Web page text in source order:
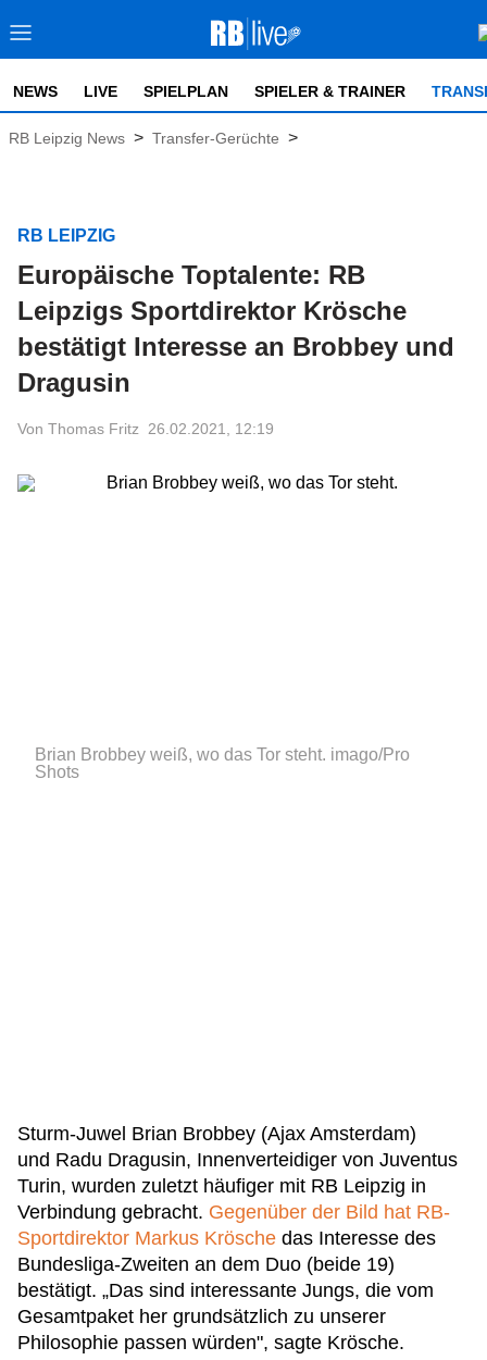
NEWS LIVE SPIELPLAN SPIELER & TRAINER
RB Leipzig News > Transfer-Gerüchte >
RB LEIPZIG
Europäische Toptalente: RB
Leipzigs Sportdirektor Krösche
bestätigt Interesse an Brobbey und
Dragusin
Von Thomas Fritz 26.02.2021, 12:19
Brian Brobbey weiß, wo das Tor steht. imago/Pro
Shots
Sturm-Juwel Brian Brobbey (Ajax Amsterdam)
und Radu Dragusin, Innenverteidiger von Juventus
Turin, wurden zuletzt häufiger mit RB Leipzig in
Verbindung gebracht. Gegenüber der Bild hat RB-
Sportdirektor Markus Krösche das Interesse des
Bundesliga-Zweiten an dem Duo (beide 19)
bestätigt. „Das sind interessante Jungs, die vom
Gesamtpaket her grundsätzlich zu unserer
Philosophie passen würden", sagte Krösche.